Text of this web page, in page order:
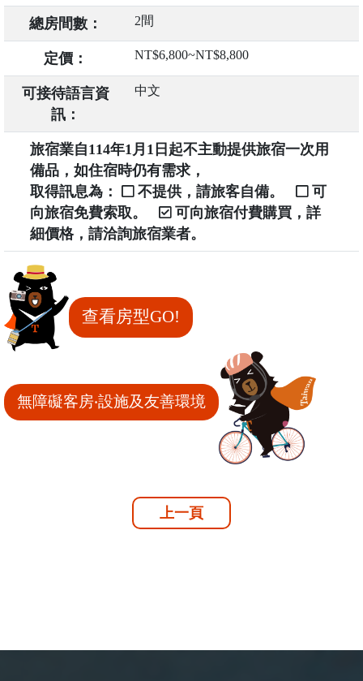
總房間數： 2間
定價： NT$6,800~NT$8,800
可接待語言資
訊：
中文
旅宿業自114年1月1日起不主動提供旅宿一次用
備品，如住宿時仍有需求，
取得訊息為：
不提供，請旅客自備。
可
向旅宿免費索取。
可向旅宿付費購買，詳
細價格，請洽詢旅宿業者。
查看房型GO!
無障礙客房‧設施及友善環境
上一頁